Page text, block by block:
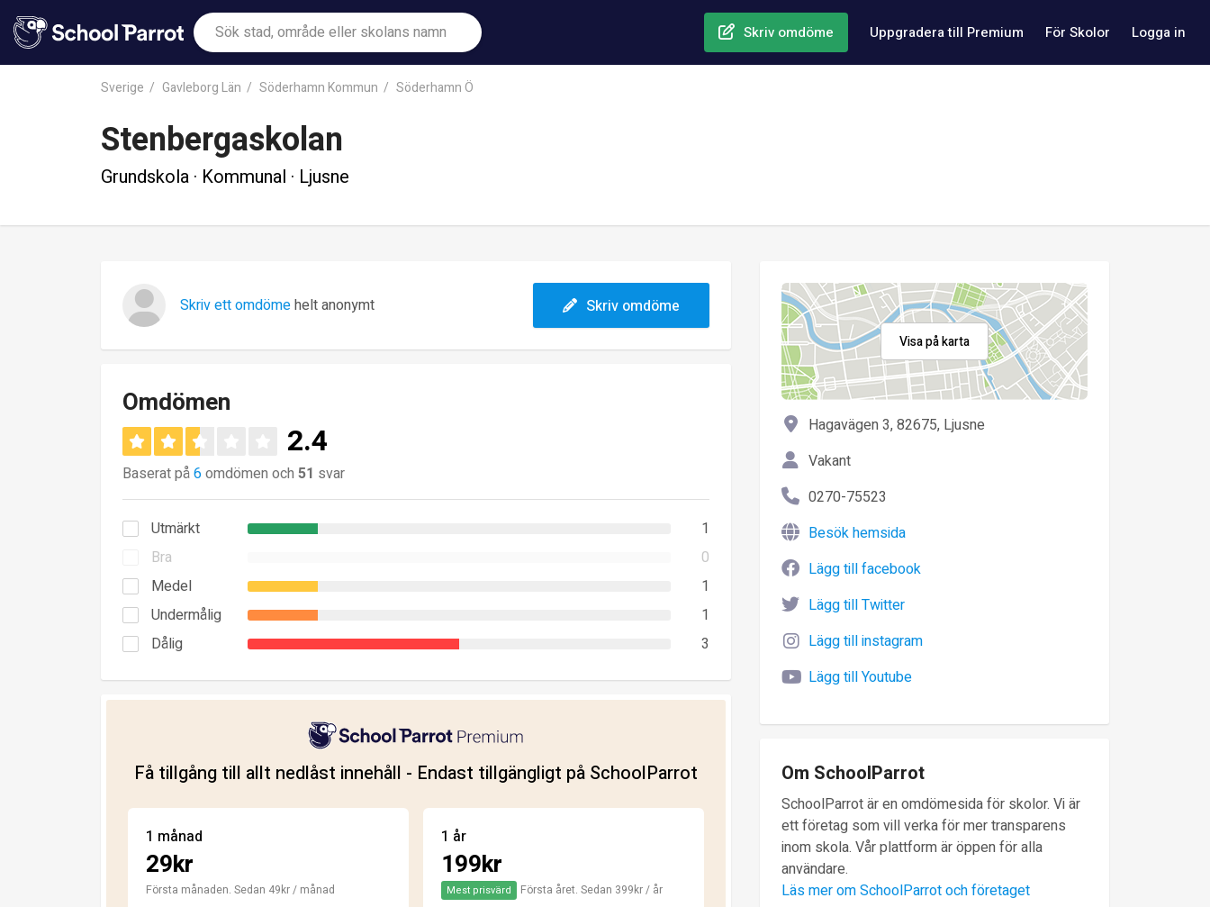
Skriv omdöme Uppgradera till Premium För Skolor Logga in
Sverige Gavleborg Län Söderhamn Kommun Söderhamn Ö
Stenbergaskolan
Grundskola · Kommunal · Ljusne
Skriv ett omdömehelt anonymt Skriv omdöme
Omdömen
2.4
Baserat på6omdömen och 51 svar
Utmärkt
1
Bra
0
Medel
1
Undermålig
1
Dålig
3
Få tillgång till allt nedlåst innehåll - Endast tillgängligt på SchoolParrot
1 månad
29kr
Första månaden. Sedan 49kr / månad
1 år
199kr
Mest prisvärd Första året. Sedan 399kr / år
Visa på karta
Hagavägen 3, 82675, Ljusne
Vakant
0270-75523
Besök hemsida
Lägg till facebook
Lägg till Twitter
Lägg till instagram
Lägg till Youtube
Om SchoolParrot
SchoolParrot är en omdömesida för skolor. Vi är
ett företag som vill verka för mer transparens
inom skola. Vår plattform är öppen för alla
användare.
Läs mer om SchoolParrot och företaget